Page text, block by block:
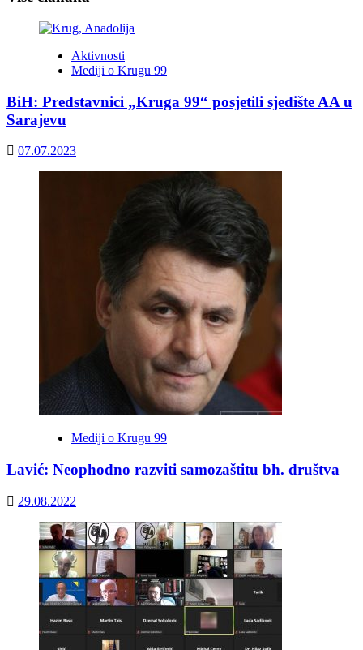
Aktivnosti
Mediji o Krugu 99
BiH: Predstavnici „Kruga 99“ posjetili sjedište AA u
Sarajevu
07.07.2023
Mediji o Krugu 99
Lavić: Neophodno razviti samozaštitu bh. društva
29.08.2022